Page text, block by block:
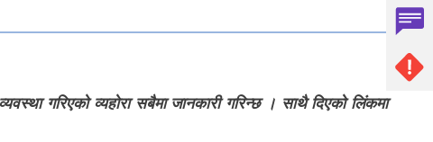
गरिएकाे व्यहाेरा सबैमा जानकारी गरिन्छ । साथै दिएकाे लिंकमा